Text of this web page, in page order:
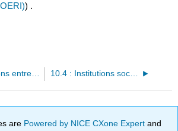
) .
10.2 : Relations entre les groupes 10.4 : Institutions sociales
are Powered by NICE CXone Expertand